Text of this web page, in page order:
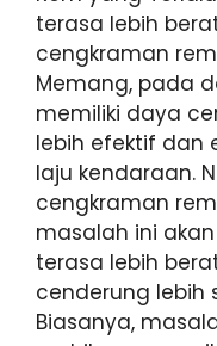
terasa lebih
cengkraman
Memang, pada
memiliki daya
lebih efektif dan
laju kendaraan.
cengkraman
masalah ini
terasa lebih
cenderung lebih
Biasanya,